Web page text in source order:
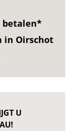
betalen*
in Oirschot
U